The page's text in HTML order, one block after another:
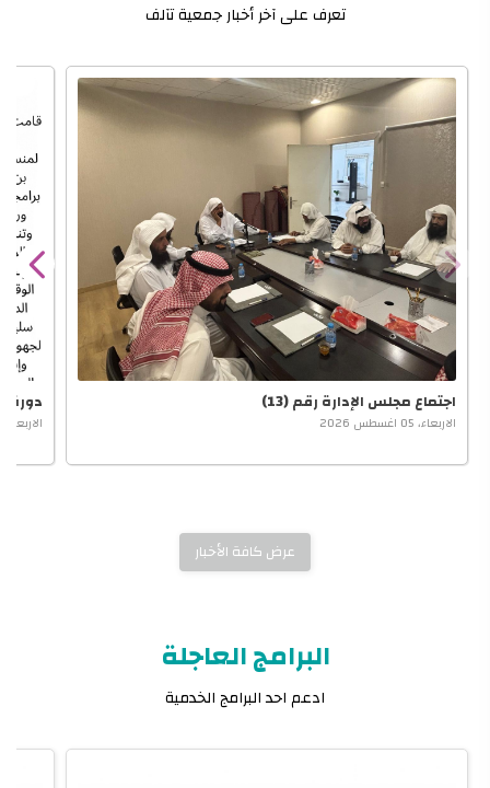
تعرف على آخر أخبار جمعية تآلف
اجتماع مجلس الإدارة رقم (13)
الاربعاء، 05 اغسطس 2026
دورة
الاربعاء، 29 يوليو 2026
عرض كافة الأخبار
البرامج العاجلة
ادعم احد البرامج الخدمية